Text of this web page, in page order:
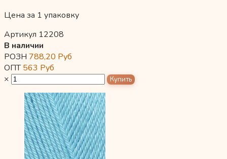
Цена за 1 упаковку
Артикул 12208
В наличии
РОЗН 788,20 Руб
ОПТ563 Руб
×